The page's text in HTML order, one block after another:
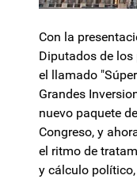
Con la
Diputados de
el llamado
Grandes
nuevo paquete
Congreso, y
el ritmo de
y cálculo